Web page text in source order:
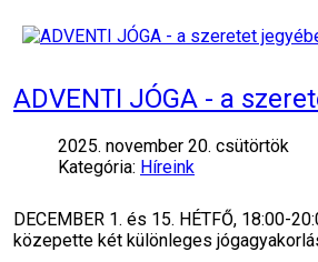
ADVENTI JÓGA - a
2025. november 20. csütörtök
Kategória: Híreink
DECEMBER 1. és 15. HÉTFŐ,
közepette két különleges